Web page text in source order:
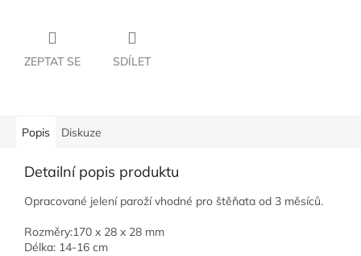
ZEPTAT SE SDÍLET
Popis Diskuze
Detailní popis produktu
Opracované jelení paroží vhodné pro štěňata od 3 měsíců.
Rozměry:170 x 28 x 28 mm
Délka: 14-16 cm